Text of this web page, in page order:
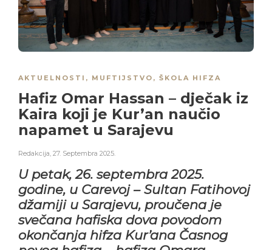
AKTUELNOSTI , MUFTIJSTVO , ŠKOLA HIFZA
Hafiz Omar Hassan – dječak iz
Kaira koji je Kur’an naučio
napamet u Sarajevu
Redakcija, 27. Septembra 2025.
U petak, 26. septembra 2025.
godine, u Carevoj – Sultan Fatihovoj
džamiji u Sarajevu, proučena je
svečana hafiska dova povodom
okončanja hifza Kur’ana Časnog